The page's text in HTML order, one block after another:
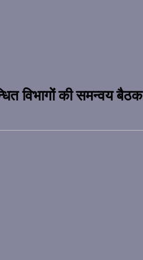
विभागों की समन्वय बैठक